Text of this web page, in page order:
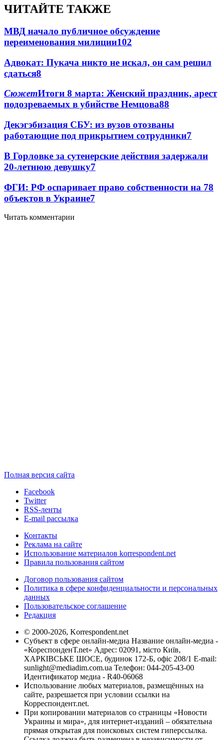
ЧИТАЙТЕ ТАКЖЕ
МВД начало публичное обсуждение
переименования милиции102
Адвокат: Пукача никто не искал, он сам решил
сдаться8
СюжетИтоги 8 марта: Женский праздник, арест
подозреваемых в убийстве Немцова88
Декэгэбизация СБУ: из вузов отозваны
работающие под прикрытием сотрудники7
В Горловке за сутенерские действия задержали
20-летнюю девушку7
ФГИ: РФ оспаривает право собственности на 78
объектов в Украине7
Читать комментарии
Полная версия сайта
Facebook
Twitter
RSS-ленты
E-mail рассылка
Контакты
Реклама на сайте
Использование материалов korrespondent.net
Правила пользования сайтом
Договор пользования сайтом
Политика в сфере конфиденциальности и персональных
данных
Пользовательское соглашение
Редакция
© 2000-2026, Korrespondent.net
Субъект в сфере онлайн-медиа Название онлайн-медиа -
«КореспонденТ.net» Адрес: 02091, місто Київ,
ХАРКІВСЬКЕ ШОСЕ, будинок 172-Б, офіс 208/1 E-mail:
sunlight@mediadim.com.ua Телефон: 044-205-43-00
Идентификатор медиа - R40-06068
Использование любых материалов, размещённых на
сайте, разрешается при условии ссылки на
Корреспондент.net.
При копировании материалов со страницы «Новости
Украины и мира», для интернет-изданий – обязательна
прямая открытая для поисковых систем гиперссылка.